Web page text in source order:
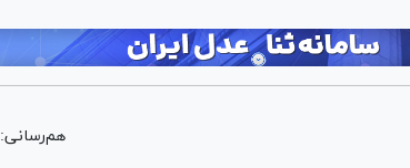
هم‌رسانی: